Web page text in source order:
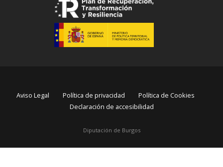
Diputación de Burgos
Aviso Legal Política de privacidad
Política de Cookies
Declaración de accesibilidad